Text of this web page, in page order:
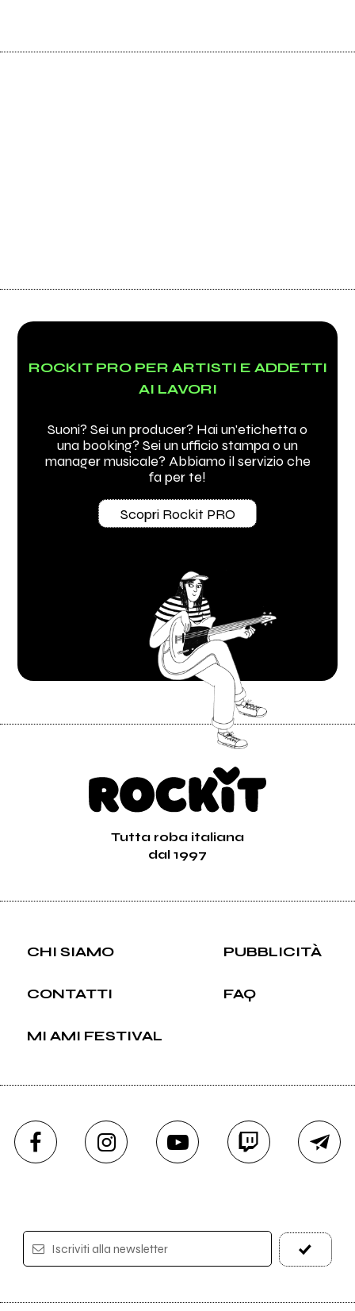
ROCKIT PRO PER ARTISTI E ADDETTI
AI LAVORI
Suoni? Sei un producer? Hai un'etichetta o
una booking? Sei un ufficio stampa o un
manager musicale? Abbiamo il servizio che
fa per te!
Scopri Rockit PRO
Tutta roba italiana
dal 1997
CHI SIAMO PUBBLICITÀ
CONTATTI FAQ
MI AMI FESTIVAL
Iscriviti alla newsletter